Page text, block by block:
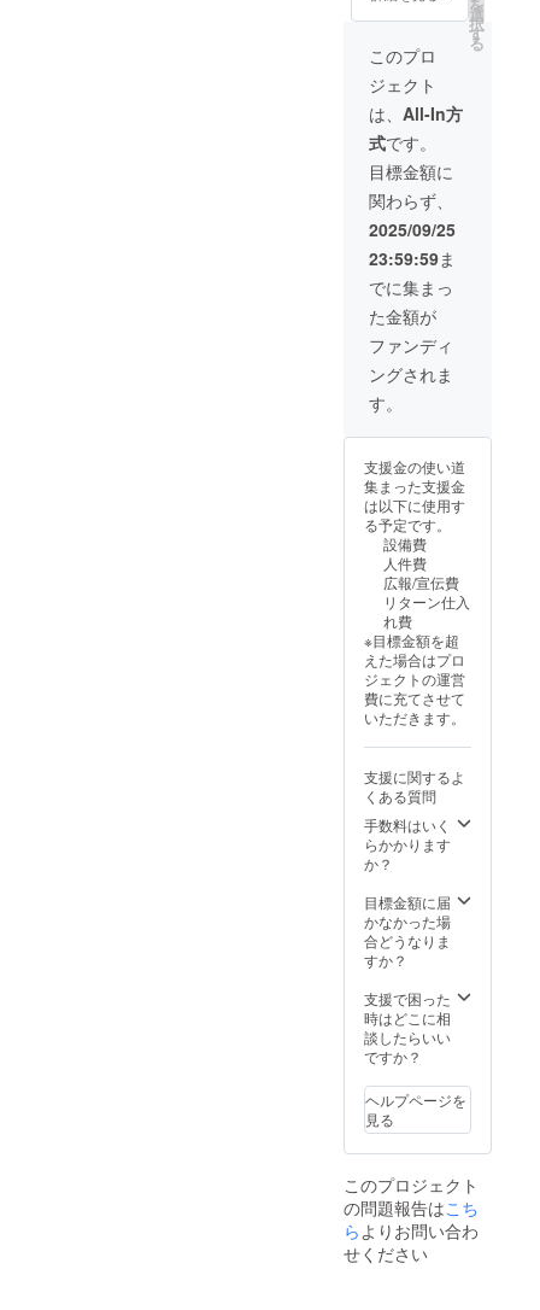
残りの人生
を捧げます!!!
1976年生ま
れの男性で
す。
色んな楽し
みを共に
作っていき
ましょう。
アップさせてい
ただきます！ 当
日用ポスターは
A1サイズに掲載
させていただき
ます。 また、掲
載名はお名前の
みとなりますの
で、掲載される
際のお名前を備
考欄へ記入をお
願い致します。
い！） さらに、
の記念の集合写
真への参加権
利！ （こちらも
不要の方は申し
出ください！）
・日時：2025年
10月26日（日曜
日）12:00-
17:00 ・場所：
田辺市新庄総合
公園 野外音楽堂
・支援者様の交
通費や滞在費：
支援者様の交通
費や滞在費は各
自でご負担くだ
さい。 ※掲載期
間：SNSはアカ
ウントが存在す
せていただきま
す！ 当日用ポス
ターはA1サイズ
に掲載させてい
ただきます。 ま
た、掲載名はお
名前のみとなり
ますので、掲載
される際のお名
前を備考欄へ記
入をお願い致し
ます。
（字はあまり綺
麗では無いの
で、ご了承くだ
さい。） また、
当日用のポス
ターも作ります
ので、そちらと
SNSのイベント
ページへのクレ
ジット表記をさ
す。（不要の方
は申し出くださ
い！） さらに、
イベント終了後
の記念の集合写
真への参加権
利！ 後日になり
ますが、スタッ
フの打ち上げ
パーティへ参加
いただきます。
（こちらも不要
の方は申し出く
ださい！） ・日
時：2025年10月
26日（日曜日）
12:00-17:00 ・
場所：田辺市新
庄総合公園 野外
音楽堂 ・支援者
様の交通費や滞
在費：支援者様
の交通費や滞在
費は各自でご負
担ください。 ※
掲載期間：SNS
はアカウントが
存在する限り
アップさせてい
ただきます！ 当
日用ポスターは
A1サイズに掲載
ます。 また、掲
載名はお名前の
みとなりますの
で、掲載される
考欄へ記入をお
願い致します。
打ち上げ日程に
つきましては、
せて頂きます。
選
択
す
る
このプロ
ジェクト
は、 All-In方
式です。
目標金額に
関わらず、
2025/09/25
23:59:59ま
でに集まっ
た金額が
ファンディ
ングされま
す。
支援金の使い道
集まった支援金
は以下に使用す
る予定です。
設備費
人件費
広報/宣伝費
リターン仕入
れ費
※目標金額を超
えた場合はプロ
ジェクトの運営
費に充てさせて
いただきます。
支援に関するよ
くある質問
手数料はいく
らかかります
か？
目標金額に届
かなかった場
合どうなりま
すか？
支援で困った
時はどこに相
談したらいい
ですか？
ヘルプページを
見る
このプロジェクト
の問題報告はこち
ら よりお問い合わ
せください